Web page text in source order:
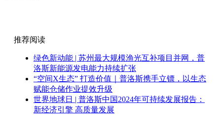
推荐阅读
绿色新动能 | 苏州最大规模渔光互补项目并网，普
洛斯新能源发电能力持续扩张
“空间X生态” 打造价值｜普洛斯携手立镖，以生态
赋能仓储作业提效升级
世界地球日 | 普洛斯中国2024年可持续发展报告：
新经济引擎 高质量发展